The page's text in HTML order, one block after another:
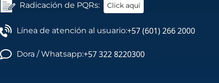
Radicación de PQRs: Click aquí
Línea de atención al usuario:+57 (601) 266 2000
Dora / Whatsapp:+57 322 8220300